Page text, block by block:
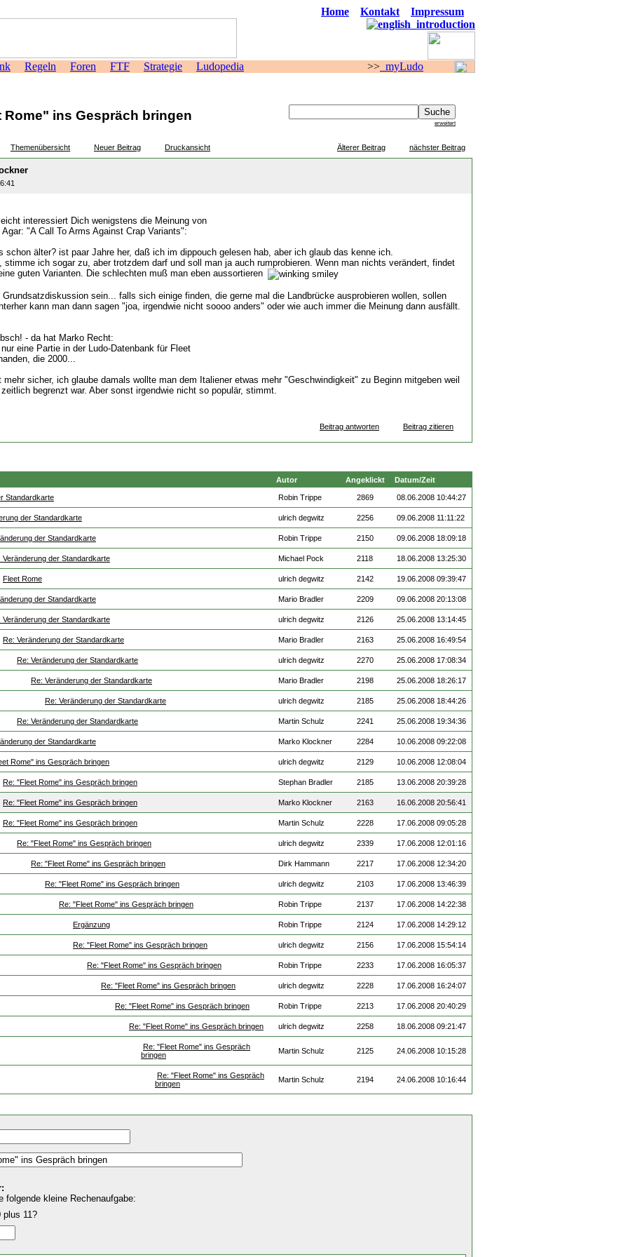
Home Kontakt Impressum
Regeln Foren FTF Strategie Ludopedia >> myLudo
erweitert
Rome" ins Gespräch bringen
Älterer Beitrag nächster Beitrag
Themenübersicht Neuer Beitrag Druckansicht
interessiert Dich wenigstens die Meinung von
"A Call To Arms Against Crap Variants":
schon älter? ist paar Jahre her, daß ich im dippouch gelesen hab, aber ich glaub das kenne ich.
stimme ich sogar zu, aber trotzdem darf und soll man ja auch rumprobieren. Wenn man nichts verändert, findet
guten Varianten. Die schlechten muß man eben aussortieren
sein... falls sich einige finden, die gerne mal die Landbrücke ausprobieren wollen, sollen
kann man dann sagen "joa, irgendwie nicht soooo anders" oder wie auch immer die Meinung dann ausfällt.
- da hat Marko Recht:
eine Partie in der Ludo-Datenbank für Fleet
die 2000...
mehr sicher, ich glaube damals wollte man dem Italiener etwas mehr "Geschwindigkeit" zu Beginn mitgeben weil
begrenzt war. Aber sonst irgendwie nicht so populär, stimmt.
Beitrag antworten Beitrag zitieren
Autor Angeklickt Datum/Zeit
Standardkarte Robin Trippe 2869 08.06.2008 10:44:27
der Standardkarte ulrich degwitz 2256 09.06.2008 11:11:22
der Standardkarte Robin Trippe 2150 09.06.2008 18:09:18
Veränderung der Standardkarte Michael Pock 2118 18.06.2008 13:25:30
Fleet Rome ulrich degwitz 2142 19.06.2008 09:39:47
der Standardkarte Mario Bradler 2209 09.06.2008 20:13:08
Veränderung der Standardkarte ulrich degwitz 2126 25.06.2008 13:14:45
Re: Veränderung der Standardkarte Mario Bradler 2163 25.06.2008 16:49:54
Re: Veränderung der Standardkarte ulrich degwitz 2270 25.06.2008 17:08:34
Re: Veränderung der Standardkarte Mario Bradler 2198 25.06.2008 18:26:17
Re: Veränderung der Standardkarte ulrich degwitz 2185 25.06.2008 18:44:26
Re: Veränderung der Standardkarte Martin Schulz 2241 25.06.2008 19:34:36
der Standardkarte Marko Klockner 2284 10.06.2008 09:22:08
Rome" ins Gespräch bringen ulrich degwitz 2129 10.06.2008 12:08:04
Re: "Fleet Rome" ins Gespräch bringen Stephan Bradler 2185 13.06.2008 20:39:28
Re: "Fleet Rome" ins Gespräch bringen Marko Klockner 2163 16.06.2008 20:56:41
Re: "Fleet Rome" ins Gespräch bringen Martin Schulz 2228 17.06.2008 09:05:28
Re: "Fleet Rome" ins Gespräch bringen ulrich degwitz 2339 17.06.2008 12:01:16
Re: "Fleet Rome" ins Gespräch bringen Dirk Hammann 2217 17.06.2008 12:34:20
Re: "Fleet Rome" ins Gespräch bringen ulrich degwitz 2103 17.06.2008 13:46:39
Re: "Fleet Rome" ins Gespräch bringen Robin Trippe 2137 17.06.2008 14:22:38
Ergänzung Robin Trippe 2124 17.06.2008 14:29:12
Re: "Fleet Rome" ins Gespräch bringen ulrich degwitz 2156 17.06.2008 15:54:14
Re: "Fleet Rome" ins Gespräch bringen Robin Trippe 2233 17.06.2008 16:05:37
Re: "Fleet Rome" ins Gespräch bringen ulrich degwitz 2228 17.06.2008 16:24:07
Re: "Fleet Rome" ins Gespräch bringen Robin Trippe 2213 17.06.2008 20:40:29
Re: "Fleet Rome" ins Gespräch bringen ulrich degwitz 2258 18.06.2008 09:21:47
Re: "Fleet Rome" ins Gespräch
bringen
Martin Schulz 2125 24.06.2008 10:15:28
Re: "Fleet Rome" ins Gespräch
bringen
Martin Schulz 2194 24.06.2008 10:16:44
folgende kleine Rechenaufgabe:
plus 11?